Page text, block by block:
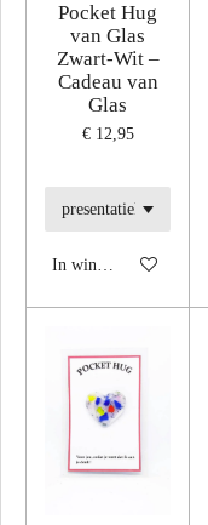
Pocket Hug
van Glas
Zwart-Wit –
Cadeau van
Glas
€ 12,95
In winkelwagen